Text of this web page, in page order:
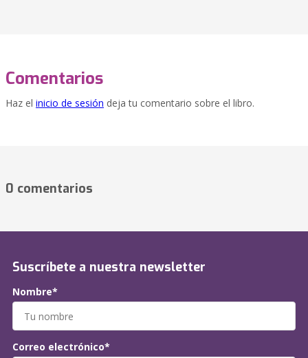
Comentarios
Haz el inicio de sesión deja tu comentario sobre el libro.
0 comentarios
Suscríbete a nuestra newsletter
Nombre*
Correo electrónico*